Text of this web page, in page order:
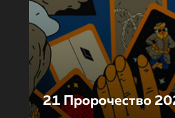
21 Пророчество